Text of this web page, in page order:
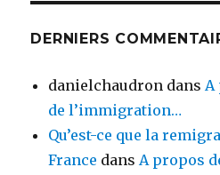
DERNIERS
danielchaudron dansA
de l’immigration…
Qu’est-ce que la
France dansA propos